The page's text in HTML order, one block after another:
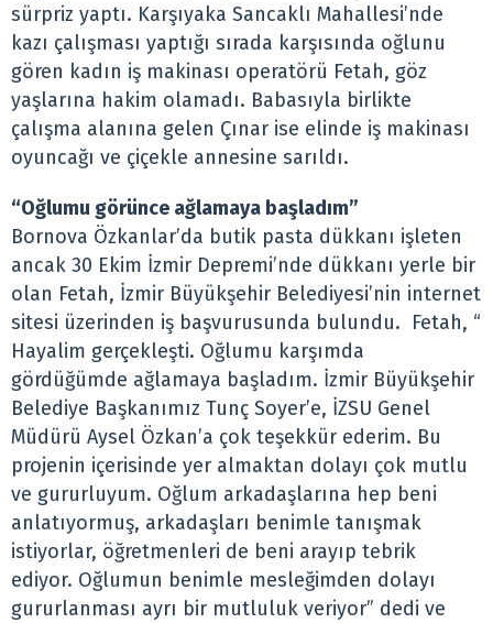
sürpriz yaptı. Karşıyaka Sancaklı Mahallesi’nde
kazı çalışması yaptığı sırada karşısında oğlunu
gören kadın iş makinası operatörü Fetah, göz
yaşlarına hakim olamadı. Babasıyla birlikte
çalışma alanına gelen Çınar ise elinde iş makinası
oyuncağı ve çiçekle annesine sarıldı.
“Oğlumu görünce ağlamaya başladım”
Bornova Özkanlar’da butik pasta dükkanı işleten
ancak 30 Ekim İzmir Depremi’nde dükkanı yerle bir
olan Fetah, İzmir Büyükşehir Belediyesi’nin internet
sitesi üzerinden iş başvurusunda bulundu. Fetah, “
Hayalim gerçekleşti. Oğlumu karşımda
gördüğümde ağlamaya başladım. İzmir Büyükşehir
Belediye Başkanımız Tunç Soyer’e, İZSU Genel
Müdürü Aysel Özkan’a çok teşekkür ederim. Bu
projenin içerisinde yer almaktan dolayı çok mutlu
ve gururluyum. Oğlum arkadaşlarına hep beni
anlatıyormuş, arkadaşları benimle tanışmak
istiyorlar, öğretmenleri de beni arayıp tebrik
ediyor. Oğlumun benimle mesleğimden dolayı
gururlanması ayrı bir mutluluk veriyor” dedi ve